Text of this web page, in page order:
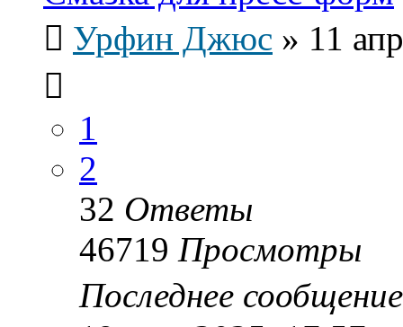
Урфин Джюс » 11
1
2
32 Ответы
46719 Просмотры
Последнее